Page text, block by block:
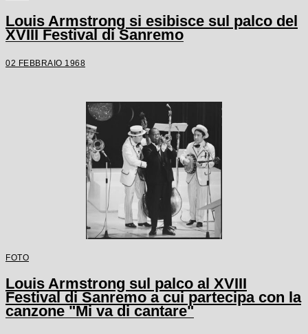
Louis Armstrong si esibisce sul palco del
XVIII Festival di Sanremo
02 FEBBRAIO 1968
FOTO
Louis Armstrong sul palco al XVIII
Festival di Sanremo a cui partecipa con la
canzone "Mi va di cantare"